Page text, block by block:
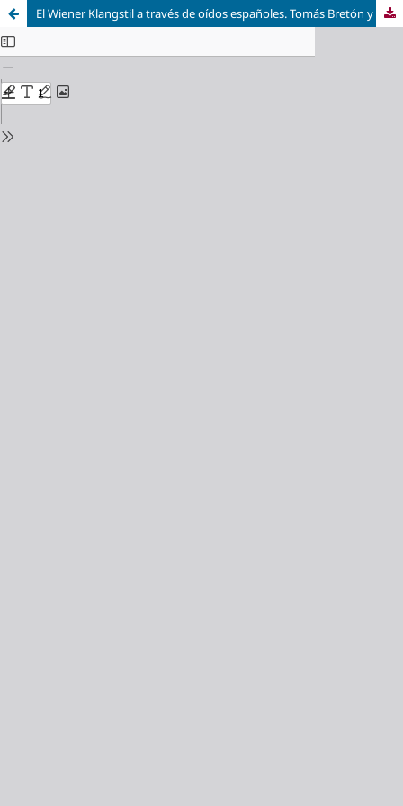
El Wiener Klangstil a través de oídos españoles. Tomás Bretón y la música en Viena, 1882-1883,